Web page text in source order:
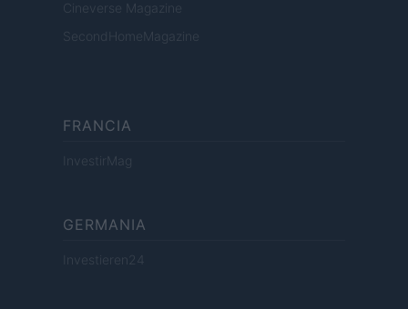
Cineverse Magazine
SecondHomeMagazine
FRANCIA
InvestirMag
GERMANIA
Investieren24